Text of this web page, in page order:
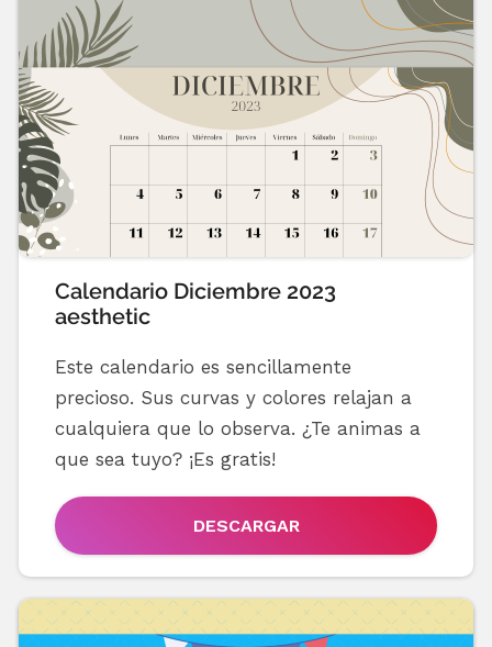
Calendario Diciembre 2023
aesthetic
Este calendario es sencillamente
precioso. Sus curvas y colores relajan a
cualquiera que lo observa. ¿Te animas a
que sea tuyo? ¡Es gratis!
DESCARGAR